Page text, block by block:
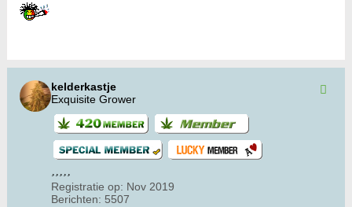
kelderkastje
Exquisite Grower
Registratie op: Nov 2019
Berichten: 5507